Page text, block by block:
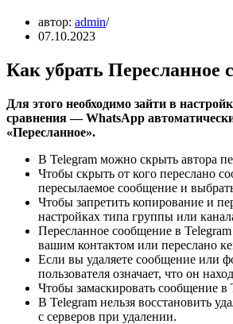
автор: admin
07.10.2023
Как убрать Пересланное
Для этого необходимо зайти в
сравнения — WhatsApp
«Пересланное».
В Telegram можно скрыть автора
Чтобы скрыть от кого переслано
пересылаемое сообщение и
Чтобы запретить копирование и
настройках типа группы или
Пересланное сообщение в
вашим контактом или переслано
Если вы удаляете сообщение или
пользователя означает, что он
Чтобы замаскировать сообщение
В Telegram нельзя восстановить
с серверов при удалении.